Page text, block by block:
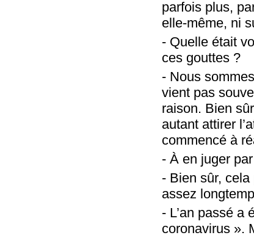
parfois plus,
elle-même, ni
- Quelle était
ces gouttes ?
- Nous
vient pas
raison. Bien
autant attirer
commencé à
- À en juger
- Bien sûr, cela
assez
- L’an passé a
coronavirus ».